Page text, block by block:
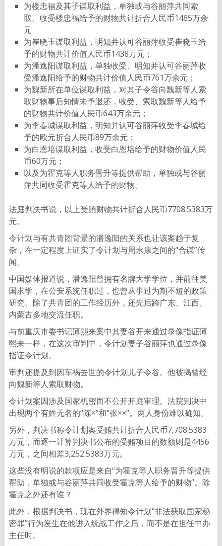
为楼忠福及其子谋取利益，单独或与谷丽萍共同索
取、收受楼忠福给予的财物共计折合人民币1465万余
元
为崔晓玉谋取利益，明知并认可谷丽萍收受崔晓玉给
予的财物共计价值人民币1438万元；
为潘逸阳谋取利益，单独收受、明知并认可谷丽萍收
受潘逸阳给予的财物共计价值人民币761万余元；
为魏新所在单位谋取利益，对其子令谷向魏新等人索
取财物事后知情未予退还，收受、索取魏新等人给予
的财物共计价值人民币643万余元；
为李春城谋取利益，明知并认可谷丽萍收受李春城给
予的欧元折合人民币89万余元；
为白恩培谋取利益，收受白恩培给予的财物价值人民
币60万元；
以及为霍克等人职务晋升等提供帮助，单独或与谷丽
萍共同收受霍克等人给予的财物。
法庭判决书说，以上受贿财物共计折合人民币7708.5383万
元。
令计划与有共青团背景的潘逸阳的关系也让该案趋于复
杂，在一定程度上证实了令计划与周永康之间的“合谋”传
闻。
中国媒体报道说，潘逸阳曾拥有名牌大学学位，并前往美
国求学，在公安系统任职过，也曾从事过为期不短的政策
研究。除了共青团的工作经历外，还先后跨广东、江西、
内蒙古多地交流任职。
与前重庆市委书记薄熙来案中其妻谷开来通过录像指证薄
熙来一样，在这次审判中，令计划妻子谷丽萍也通过录像
指证令计划。
审判还提及到因车祸去世的令计划儿子令谷。他被揭曾经
向魏新等人索取财物。
令计划案因涉及国家机密而不公开开庭审理。法院判决中
出现两个有姓无名的“陈×”和“张××”。两人身份难以确知。
另外，判决书称令计划案受贿共计折合人民币7,708.5383
万元，而逐一计算判决书公布的受贿项目的数额则是4456
万元，之间相差3,252.5383万元。
这些没有明说的款项应是来自“为霍克等人职务晋升等提供
帮助，单独或与谷丽萍共同收受霍克等人给予的财物”。除
霍克之外还有谁？
此外，根据判决书，现在外界得知令计划“非法获取国家秘
密罪”行为发生在他进入统战工作之后，而不是在担任中办
主任时。